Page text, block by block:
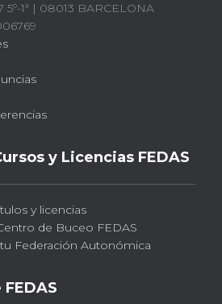
5º-1ª | 08013 BARCELONA
y Licencias FEDAS
y licencias
de Buceo FEDAS
Federación Autonómica